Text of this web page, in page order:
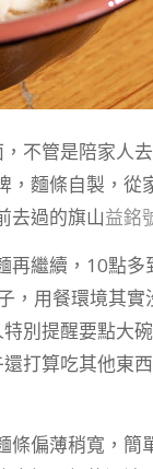
不管是陪家人
麵條自製，從
去過的旗山益銘
繼續，10點多
，用餐環境其
別提醒要點大
打算吃其他東
偏薄稍寬，簡